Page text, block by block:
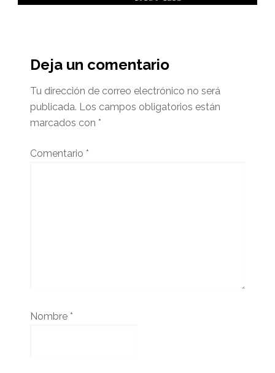
del
lector
Deja un comentario
Tu dirección de correo electrónico no será
publicada. Los campos obligatorios están
marcados con *
Comentario *
Nombre *